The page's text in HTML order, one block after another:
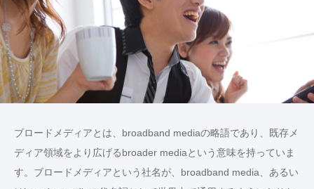
ブロードメディアとは、broadband mediaの略語であり、既存メ
ディア領域をより広げるbroader mediaという意味を持っていま
す。ブロードメディアという社名が、broadband media、あるい